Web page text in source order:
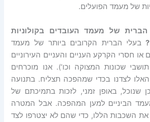
של מעמד הפועלים.
של מעמד העובדים בקולוניות
בעלי הברית הקרובים ביותר של מעמד
חסרי הקרקע העניים והעניים העירוניים
שכונות המצוקה וכו’). אנו מוכרחים
לצדנו בכדי שמהפכה תצליח. בתנועה
שנוכל, באופן זמני, לזכות בתמיכתם של
הביניים למען המהפכה. אבל המטרה
את השכבות הללו, כדי שהם לא יצטרפו לצד